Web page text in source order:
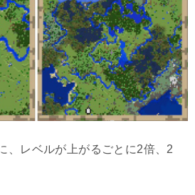
、レベルが上がるごとに2倍、2